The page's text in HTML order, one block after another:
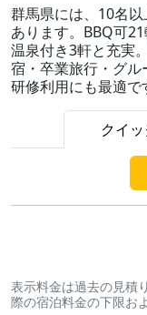
群馬県には、10名
あります。BBQ可
温泉付き3軒と充実
宿・卒業旅行・グル
研修利用にも最適で
クイ
表示料金は過去の見積
際の宿泊料金の下限お